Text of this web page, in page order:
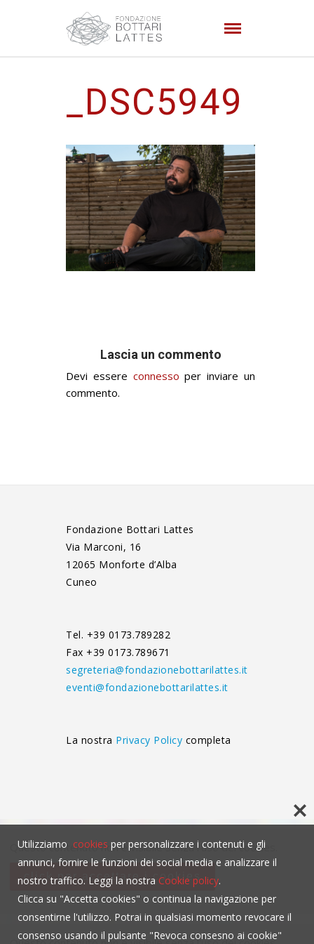
_DSC5949
Lascia un commento
Devi essere connesso per inviare un
commento.
Fondazione Bottari Lattes
Via Marconi, 16
12065 Monforte d’Alba
Cuneo
Tel. +39 0173.789282
Fax +39 0173.789671
segreteria@fondazionebottarilattes.it
eventi@fondazionebottarilattes.it
La nostra Privacy Policy completa
Questo contenuto non è visibile senza l'uso dei cookies.
click per accettare i cookies
Utilizziamo cookies per personalizzare i contenuti e gli
annunci, fornire le funzioni dei social media e analizzare il
nostro traffico. Leggi la nostra Cookie policy.
Clicca su "Accetta cookies" o continua la navigazione per
consentirne l'utilizzo. Potrai in qualsiasi momento revocare il
consenso usando il pulsante "Revoca consesno ai cookie"